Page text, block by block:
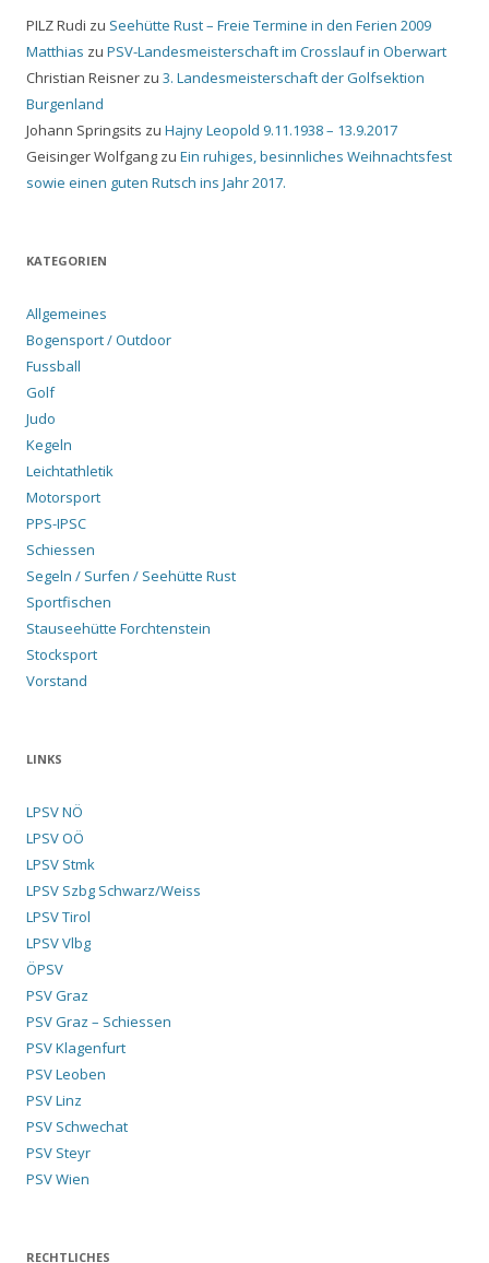
PILZ Rudi zu Seehütte Rust – Freie Termine in den Ferien 2009
Matthias zu PSV-Landesmeisterschaft im Crosslauf in Oberwart
Christian Reisner zu 3. Landesmeisterschaft der Golfsektion
Burgenland
Johann Springsits zu Hajny Leopold 9.11.1938 – 13.9.2017
Geisinger Wolfgang zu Ein ruhiges, besinnliches Weihnachtsfest
sowie einen guten Rutsch ins Jahr 2017.
KATEGORIEN
Allgemeines
Bogensport / Outdoor
Fussball
Golf
Judo
Kegeln
Leichtathletik
Motorsport
PPS-IPSC
Schiessen
Segeln / Surfen / Seehütte Rust
Sportfischen
Stauseehütte Forchtenstein
Stocksport
Vorstand
LINKS
LPSV NÖ
LPSV OÖ
LPSV Stmk
LPSV Szbg Schwarz/Weiss
LPSV Tirol
LPSV Vlbg
ÖPSV
PSV Graz
PSV Graz – Schiessen
PSV Klagenfurt
PSV Leoben
PSV Linz
PSV Schwechat
PSV Steyr
PSV Wien
RECHTLICHES